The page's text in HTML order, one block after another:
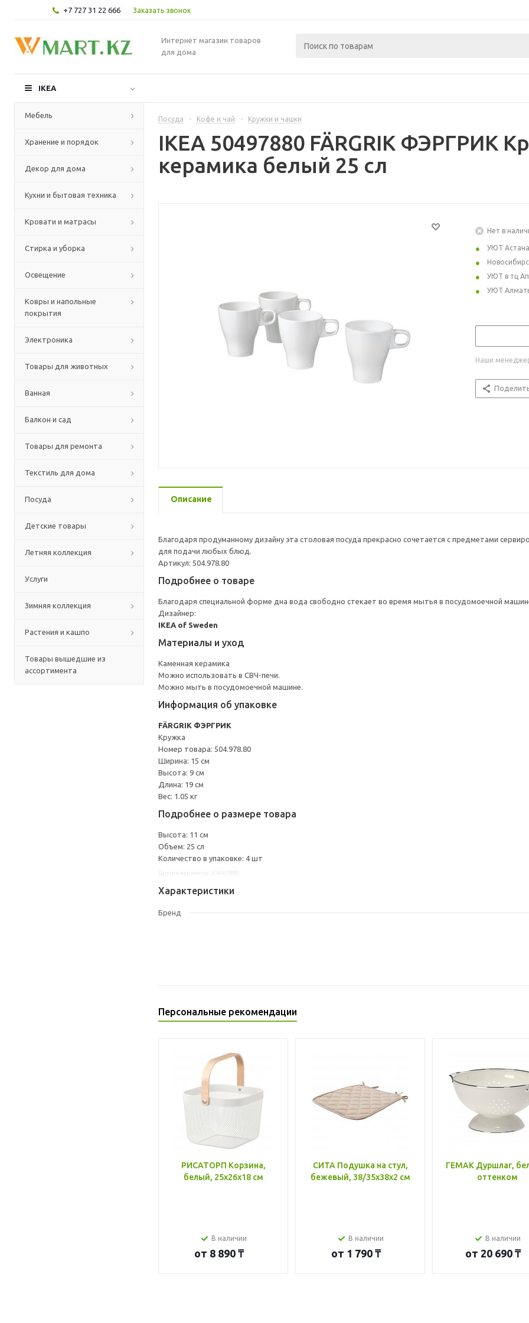
+7 727 31 22 666 Заказать звонок
Интернет магазин товаров
для дома
IKEA
Мебель
Хранение и порядок
Декор для дома
Кухни и бытовая техника
Кровати и матрасы
Стирка и уборка
Освещение
Ковры и напольные
покрытия
Электроника
Товары для животных
Ванная
Балкон и сад
Товары для ремонта
Текстиль для дома
Посуда
Детские товары
Летняя коллекция
Услуги
Зимняя коллекция
Растения и кашпо
Товары вышедшие из
ассортимента
Посуда - Кофе и чай - Кружки и чашки
IKEA 50497880 FÄRGRIK ФЭРГРИК
керамика белый 25 сл
Нет в
УЮТ Астана
УЮТ в тц
УЮТ
Наши
Описание
Благодаря продуманному дизайну эта столовая посуда прекрасно сочетается с предметами
для подачи любых блюд.
Артикул: 504.978.80
Подробнее о товаре
Благодаря специальной форме дна вода свободно стекает во время мытья в посудомоечной
Дизайнер:
IKEA of Sweden
Материалы и уход
Каменная керамика
Можно использовать в СВЧ-печи.
Можно мыть в посудомоечной машине.
Информация об упаковке
FÄRGRIK ФЭРГРИК
Кружка
Номер товара: 504.978.80
Ширина: 15 см
Высота: 9 см
Длина: 19 см
Вес: 1.05 кг
Подробнее о размере товара
Высота: 11 см
Объем: 25 сл
Количество в упаковке: 4 шт
Характеристики
Бренд
Персональные рекомендации
РИСАТОРП Корзина,
белый, 25x26x18 см
В наличии
от 8 890 ₸
СИТА Подушка на стул,
бежевый, 38/35x38x2 см
В наличии
от 1 790 ₸
ГЕМАК Дуршлаг,
оттенком
В наличии
от 20 690 ₸